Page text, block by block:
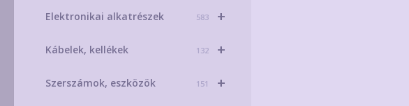
+
Elektronikai alkatrészek 583
+
Kábelek, kellékek 132
+
Szerszámok, eszközök 151